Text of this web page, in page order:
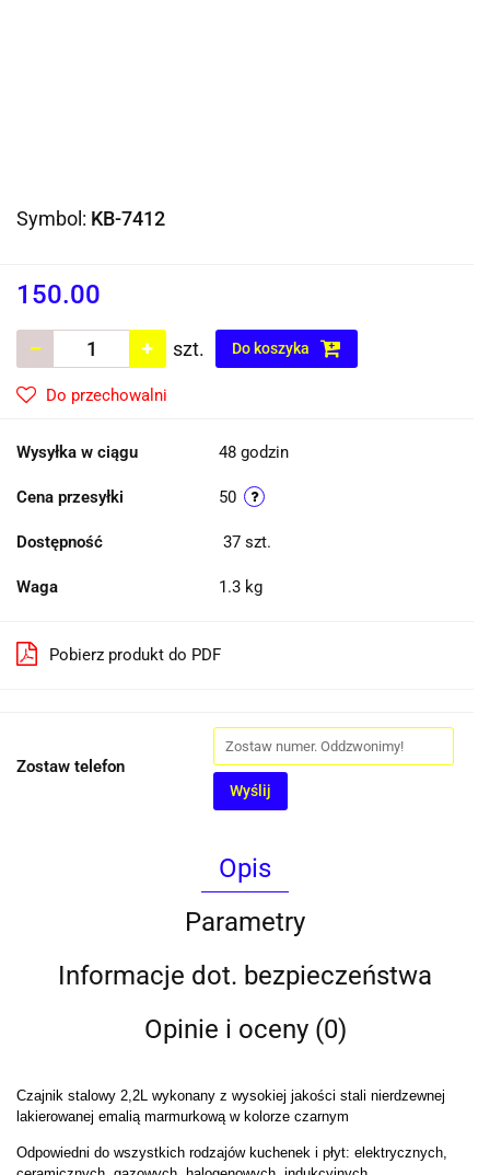
Symbol: KB-7412
150.00
szt. Do koszyka
Do przechowalni
Wysyłka w ciągu 48 godzin
Cena przesyłki 50
Dostępność 37 szt.
Waga 1.3 kg
Pobierz produkt do PDF
Zostaw telefon
Wyślij
Opis
Parametry
Informacje dot. bezpieczeństwa
Opinie i oceny (0)
Czajnik stalowy 2,2L wykonany z wysokiej jakości stali nierdzewnej
lakierowanej emalią marmurkową w kolorze czarnym
Odpowiedni do wszystkich rodzajów kuchenek i płyt: elektrycznych,